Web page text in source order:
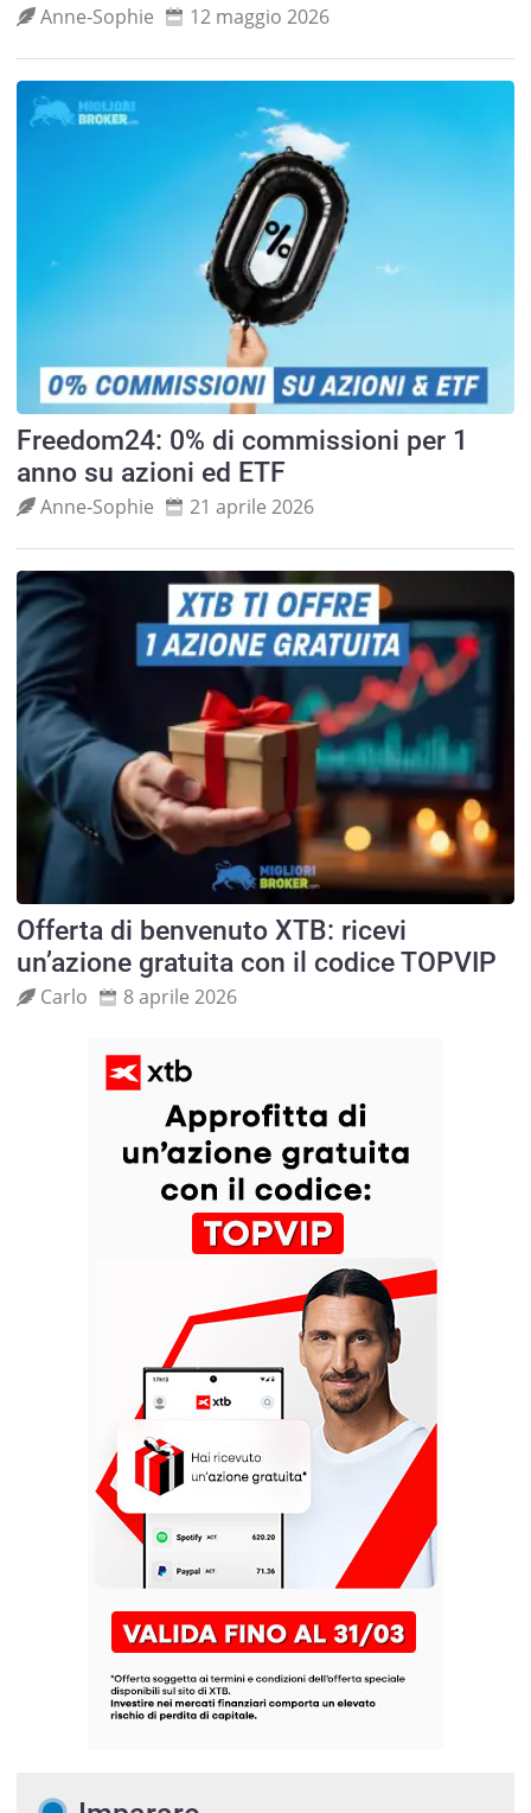
Anne‑Sophie 12 maggio 2026
Freedom24: 0% di commissioni per 1
anno su azioni ed ETF
Anne‑Sophie 21 aprile 2026
Offerta di benvenuto XTB: ricevi
un’azione gratuita con il codice TOPVIP
Carlo 8 aprile 2026